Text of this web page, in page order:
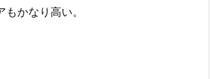
かなり高い。